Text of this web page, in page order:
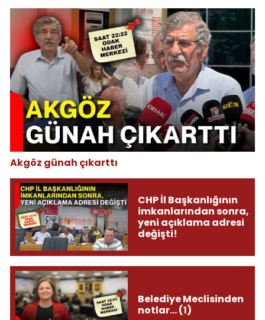
Akgöz günah çıkarttı
CHP İl Başkanlığının
imkanlarından sonra,
yeni açıklama adresi
değişti!
Belediye Meclisinden
notlar... (1)